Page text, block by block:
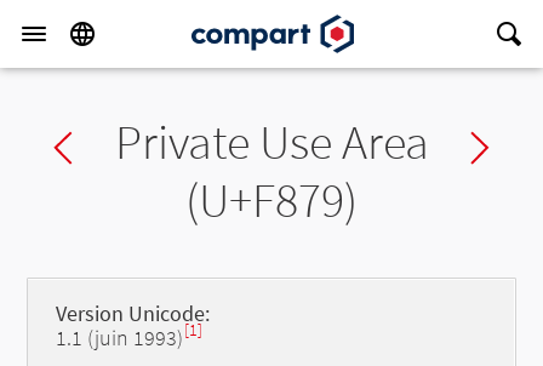
Previous char
Private Use Area
(U+F879)
Version Unicode:
1.1 (juin 1993)[1]